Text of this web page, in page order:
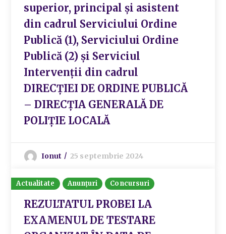
superior, principal și asistent
din cadrul Serviciului Ordine
Publică (1), Serviciului Ordine
Publică (2) și Serviciul
Intervenții din cadrul
DIRECȚIEI DE ORDINE PUBLICĂ
– DIRECȚIA GENERALĂ DE
POLIȚIE LOCALĂ
Ionut 25 septembrie 2024
Actualitate Anunțuri Concursuri
REZULTATUL PROBEI LA
EXAMENUL DE TESTARE